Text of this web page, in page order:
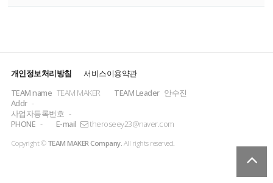
개인정보처리방침
서비스이용약관
TEAM name TEAM MAKER TEAM Leader 안수진
Addr -
사업자등록번호 -
PHONE - E-mail theroseey23@naver.com
Copyright © TEAM MAKER Company. All rights reserved.